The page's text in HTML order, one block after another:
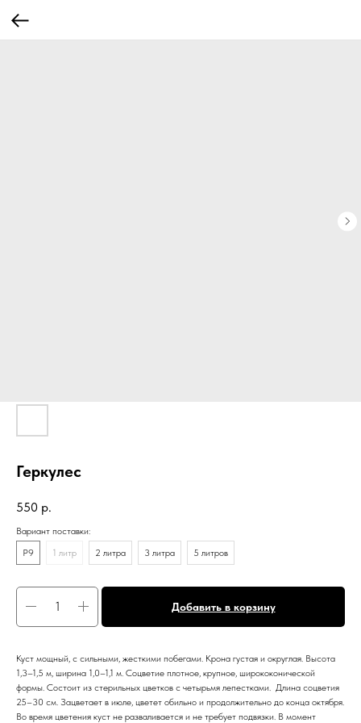
Геркулес
550 р.
Вариант поставки:
P9
1 литр 2 литра 3 литра 5 литров
Добавить в корзину
Куст мощный, с сильными, жесткими побегами. Крона густая и округлая. Высота
1,3–1,5 м, ширина 1,0–1,1 м. Соцветие плотное, крупное, ширококонической
формы. Состоит из стерильных цветков с четырьмя лепестками. Длина соцветия
25–30 см. Зацветает в июле, цветет обильно и продолжительно до конца октября.
Во время цветения куст не разваливается и не требует подвязки. В момент